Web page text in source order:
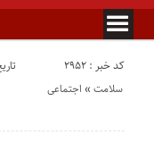
کد خبر : 2952 تاریخ
اجتماعی «سلامت